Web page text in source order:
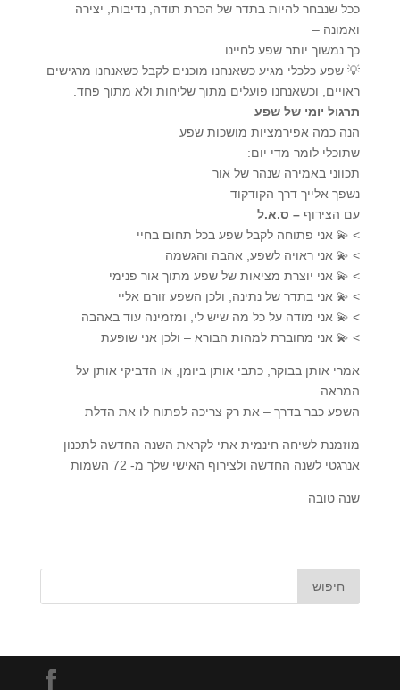
ככל שנבחר להיות בתדר של הכרת תודה, נדיבות, יצירה
ואמונה –
כך נמשוך יותר שפע לחיינו.
💡 שפע כלכלי מגיע כשאנחנו מוכנים לקבל כשאנחנו מרגישים
ראויים, וכשאנחנו פועלים מתוך שליחות ולא מתוך פחד.
תרגול יומי של שפע
הנה כמה אפירמציות מושכות שפע
שתוכלי לומר מדי יום:
תכווני באמירה שנהר של אור
נשפך אלייך דרך הקודקוד
עם הצירוף – ס.א.ל
> 💫 אני פתוחה לקבל שפע בכל תחום בחיי
> 💫 אני ראויה לשפע, אהבה והגשמה
> 💫 אני יוצרת מציאות של שפע מתוך אור פנימי
> 💫 אני בתדר של נתינה, ולכן השפע זורם אליי
> 💫 אני מודה על כל מה שיש לי, ומזמינה עוד באהבה
> 💫 אני מחוברת למהות הבורא – ולכן אני שופעת
אמרי אותן בבוקר, כתבי אותן ביומן, או הדביקי אותן על
המראה.
השפע כבר בדרך – את רק צריכה לפתוח לו את הדלת
מוזמנת לשיחה חינמית אתי לקראת השנה החדשה לתכנון
אנרגטי לשנה החדשה ולצירוף האישי שלך מ- 72 השמות
שנה טובה
חיפוש